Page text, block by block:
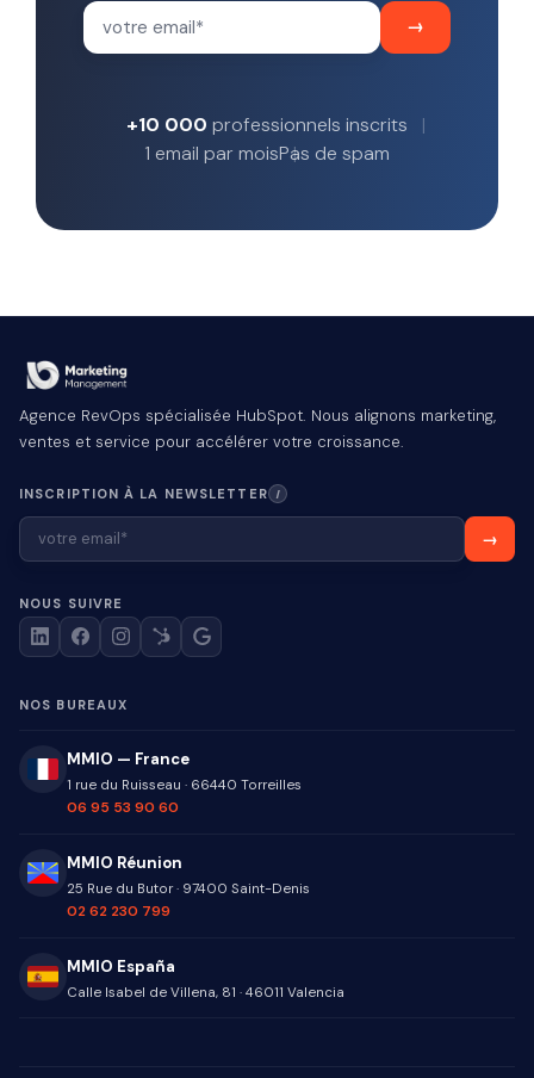
+10 000 professionnels inscrits
1 email par moisPas de spam
Agence RevOps spécialisée HubSpot. Nous alignons marketing,
ventes et service pour accélérer votre croissance.
INSCRIPTION À LA NEWSLETTER I
NOUS SUIVRE
NOS BUREAUX
MMIO — France
1 rue du Ruisseau · 66440 Torreilles
06 95 53 90 60
MMIO Réunion
25 Rue du Butor· 97400 Saint-Denis
02 62 230 799
MMIO España
Calle Isabel de Villena, 81 · 46011 Valencia